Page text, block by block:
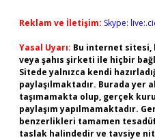
Reklam ve İletişim: Skype:
Yasal Uyarı: Bu internet sitesi,
veya şahıs şirketi ile hiçbir
Sitede yalnızca kendi
paylaşılmaktadır. Burada
taşımamakta olup, gerçek
paylaşım yapılmamaktadır.
benzerlikleri tamamen
taslak halindedir ve tavsiye